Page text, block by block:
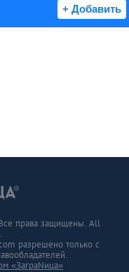
+ Добавить
права защищены. All
разрешено только с
«ЗаграNица»